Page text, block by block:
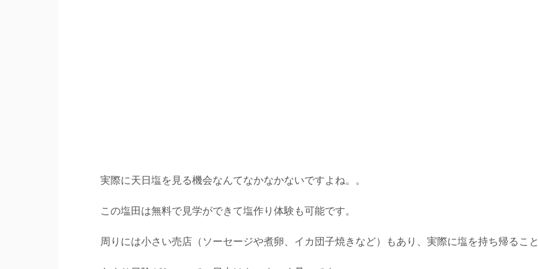
実際に天日塩を見る機会なんてなかなかないですよね。。
この塩田は無料で見学ができて塩作り体験も可能です。
周りには小さい売店（ソーセージや煮卵、イカ団子焼きなど）もあり、実際に塩を持ち帰ること